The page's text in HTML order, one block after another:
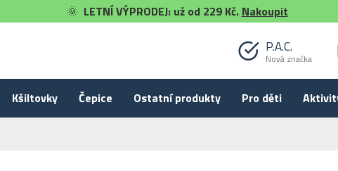
🌞 LETNÍ VÝPRODEJ: už od 229 Kč. Nakoupit
P.A.C.
Nová značka
Kšiltovky Čepice Ostatní produkty Pro děti